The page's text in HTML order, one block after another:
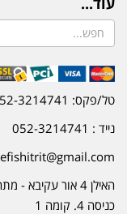
טל/פקס: 052-3214741
נייד : 052-3214741
efishitrit@gmail.com
כניסה 4. קומה 1